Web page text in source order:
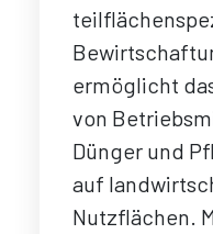
ermöglicht
von
Dünger und
auf
Nutzflächen.